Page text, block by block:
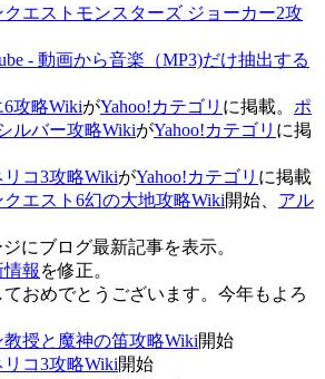
クエストモンスターズ ジョーカー2攻
- 動画から音楽（MP3)だけ抽出する
6攻略WikiがYahoo!カテゴリ に掲載。 ポ
ルバー攻略WikiがYahoo!カテゴリ に掲
コ3攻略WikiがYahoo!カテゴリ に掲載
クエスト6幻の大地攻略Wiki開始、 アル
にブログ最新記事を表示。
報 を修正。
おめでとうございます。今年もよろ
教授と魔神の笛攻略Wiki開始
コ3攻略Wiki開始